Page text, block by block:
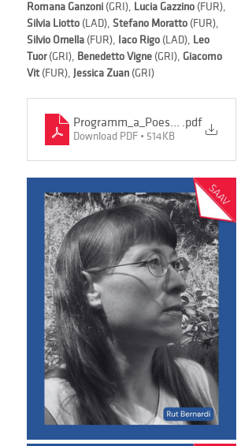
Romana Ganzoni (GRI), Lucia Gazzino (FUR),
Silvia Liotto (LAD), Stefano Moratto (FUR),
Silvio Ornella (FUR), Iaco Rigo (LAD), Leo
Tuor (GRI), Benedetto Vigne (GRI), Giacomo
Vit (FUR), Jessica Zuan (GRI)
Programm_a_Poesie Alpina 2026
.pdf
Download PDF • 514KB